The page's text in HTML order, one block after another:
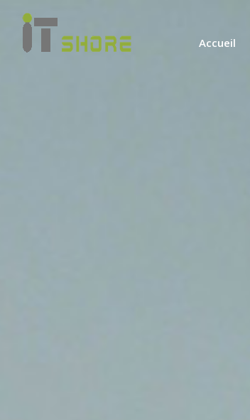
Accueil